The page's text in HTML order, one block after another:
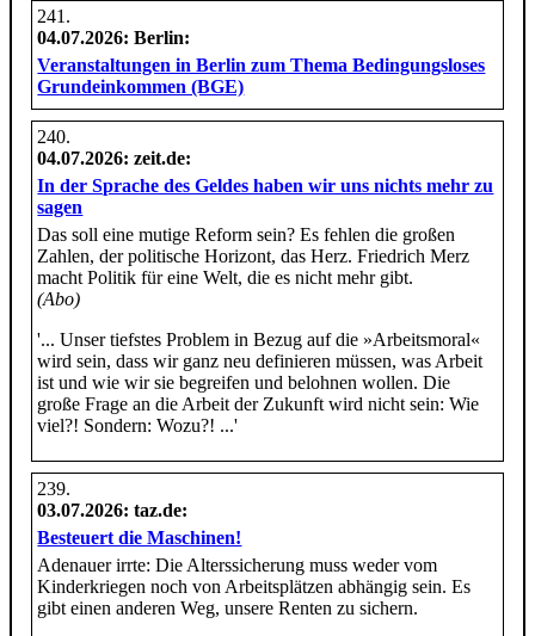
04.07.2026: Berlin:
Veranstaltungen in Berlin zum Thema Bedingungsloses
Grundeinkommen (BGE)
04.07.2026: zeit.de:
In der Sprache des Geldes haben wir uns nichts mehr zu
sagen
Das soll eine mutige Reform sein? Es fehlen die großen
Zahlen, der politische Horizont, das Herz. Friedrich Merz
macht Politik für eine Welt, die es nicht mehr gibt.
(Abo)
'... Unser tiefstes Problem in Bezug auf die »Arbeitsmoral«
wird sein, dass wir ganz neu definieren müssen, was Arbeit
ist und wie wir sie begreifen und belohnen wollen. Die
große Frage an die Arbeit der Zukunft wird nicht sein: Wie
viel?! Sondern: Wozu?! ...'
03.07.2026: taz.de:
Besteuert die Maschinen!
Adenauer irrte: Die Alterssicherung muss weder vom
Kinderkriegen noch von Arbeitsplätzen abhängig sein. Es
gibt einen anderen Weg, unsere Renten zu sichern.